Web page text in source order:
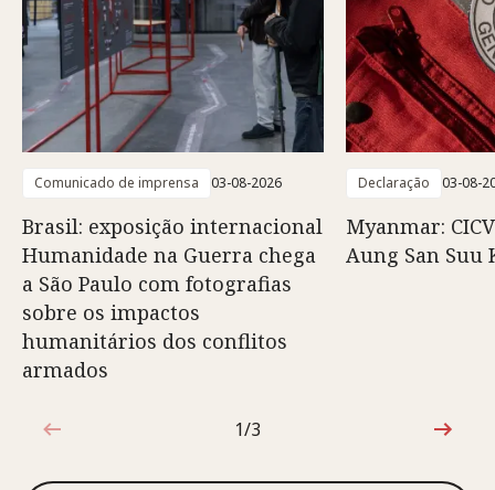
Comunicado de imprensa 03-08-2026
Brasil: exposição internacional
Humanidade na Guerra chega
a São Paulo com fotografias
sobre os impactos
humanitários dos conflitos
armados
Declaração 03-08-
Myanmar:
Aung San Suu
1 de 3
1/3